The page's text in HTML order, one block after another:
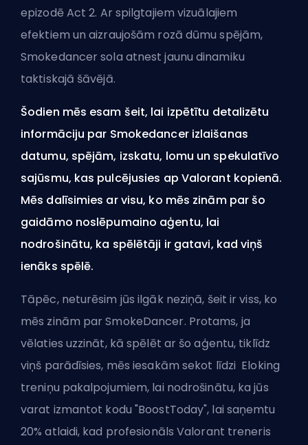
epizodēAct 2. Ar spilgtajiem vizuālajiem
efektiem un aizraujošām rozā dūmu spējām,
Smokedancer sola atnest jaunu dinamiku
taktiskajā šāvējā.
Šodien mēs esam šeit, lai izpētītu detalizētu
informāciju par Smokedancer izlaišanas
datumu, spējām, izskatu, lomu un spekulatīvo
sajūsmu, kas pulcējusies ap Valorant kopienā.
Mēs dalīsimies ar visu, ko mēs zinām par šo
gaidāmo noslēpumaino aģentu, lai
nodrošinātu, ka spēlētāji ir gatavi, kad viņš
ienāks spēlē.
Tāpēc, neturēsim jūs ilgāk neziņā, šeit ir viss, ko
mēs zinām par SmokeDancer. Protams, ja
vēlaties uzzināt, kā spēlēt ar šo aģentu, tiklīdz
viņš parādīsies, mēs iesakām sekot līdzi Eloking
treniņu pakalpojumiem, lai nodrošinātu, ka jūs
varat izmantot kodu "BoostToday", lai saņemtu
20% atlaidi, kad profesionāls Valorant treneris